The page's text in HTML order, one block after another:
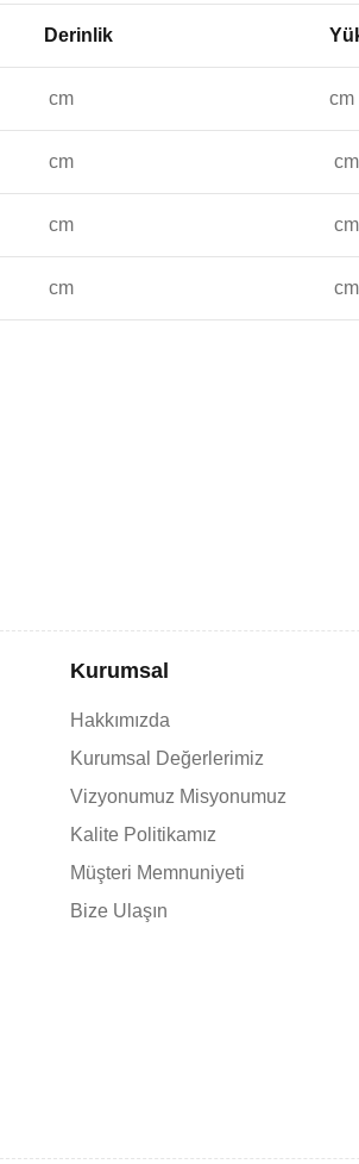
Derinlik
cm cm
cm cm
cm cm
cm cm
Kurumsal
Hakkımızda
Kurumsal Değerlerimiz
Vizyonumuz Misyonumuz
Kalite Politikamız
Müşteri Memnuniyeti
Bize Ulaşın